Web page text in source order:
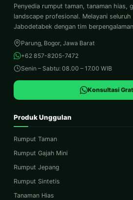
Penyedia rumput taman, tanaman hias,
landscape profesional. Melayani seluruh
Jabodetabek dengan tim
Parung, Bogor, Jawa Barat
+62 857-8205-7472
Senin – Sabtu: 08.00 – 17.00 WIB
Konsultasi
Produk Unggulan
Rumput Taman
Rumput Gajah Mini
Rumput Jepang
Rumput Sintetis
Tanaman Hias